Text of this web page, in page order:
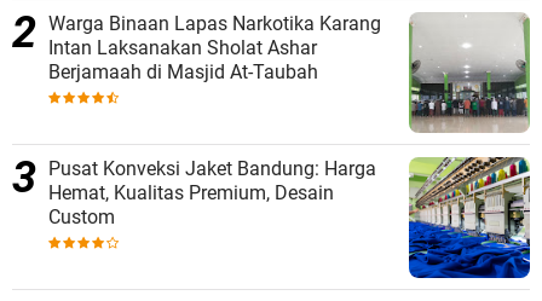
Warga Binaan Lapas Narkotika Karang
Intan Laksanakan Sholat Ashar
Berjamaah di Masjid At-Taubah
Pusat Konveksi Jaket Bandung: Harga
Hemat, Kualitas Premium, Desain
Custom